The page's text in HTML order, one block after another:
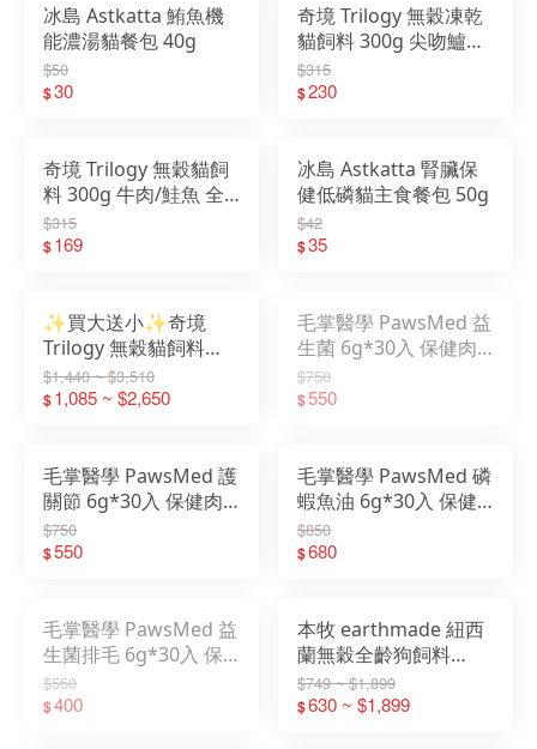
冰島 Astkatta 鮪魚機
能濃湯貓餐包 40g
$50
$30
奇境 Trilogy 無穀凍乾
貓飼料 300g 尖吻鱸&
鮪魚/袋鼠肉/鮭魚/牛肉
$315
$230
奇境 Trilogy 無穀貓飼
料 300g 牛肉/鮭魚 全
齡貓
$315
$169
冰島 Astkatta 腎臟保
健低磷貓主食餐包 50g
$42
$35
✨買大送小✨奇境
Trilogy 無穀貓飼料
1.8KG/5KG 牛肉/鮭魚
全齡貓
$1,440 ~ $3,510
$1,085 ~ $2,650
毛掌醫學 PawsMed 益
生菌 6g*30入 保健肉
泥 寵物肉泥
$750
$550
毛掌醫學 PawsMed 護
關節 6g*30入 保健肉
泥 寵物肉泥
$750
$550
毛掌醫學 PawsMed 磷
蝦魚油 6g*30入 保健
肉泥 寵物肉泥
$850
$680
毛掌醫學 PawsMed 益
生菌排毛 6g*30入 保
健肉泥 寵物肉泥
$550
$400
本牧 earthmade 紐西
蘭無穀全齡狗飼料
1.36KG/4.99KG 鯖魚/
牛肉/羊肉
$749 ~ $1,899
$630 ~ $1,899